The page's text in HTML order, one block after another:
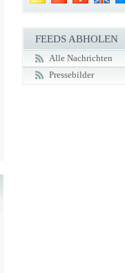
FEEDS ABHOLEN
Alle Nachrichten
Pressebilder